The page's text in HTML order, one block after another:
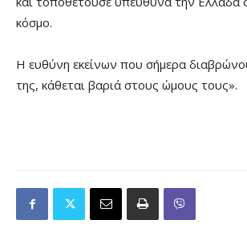
κόσμο.
Η ευθύνη εκείνων που σήμερα
της, κάθεται βαριά στους ώμους τους».